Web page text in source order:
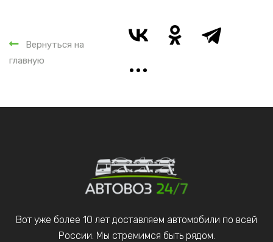
Вернуться на
главную
Вот уже более 10 лет доставляем автомобили по всей
России. Мы стремимся быть рядом.